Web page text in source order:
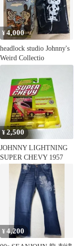
¥4,000
headlock studio Johnny's
Weird Collectio
¥2,500
JOHNNY LIGHTNING
SUPER CHEVY 1957
¥4,200